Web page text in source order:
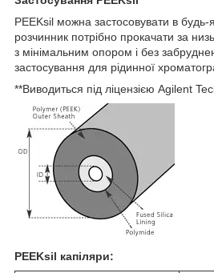
PEEKsil можна застосовувати в будь-
розчинник потрібно прокачати за
з мінімальним опором і без
застосування для рідинної
**Виводиться під ліцензією Agilent
PEEKsil капіляри: